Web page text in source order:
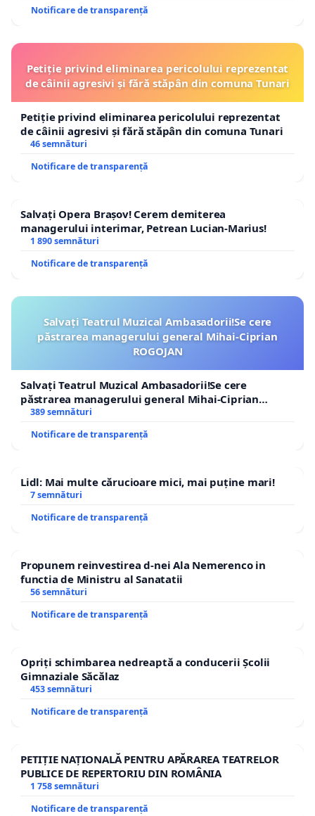
Notificare de transparență
Petiție privind eliminarea pericolului reprezentat
de câinii agresivi și fără stăpân din comuna Tunari
Petiție privind eliminarea pericolului reprezentat
de câinii agresivi și fără stăpân din comuna Tunari
46 semnături
Notificare de transparență
Salvați Opera Brașov! Cerem demiterea
managerului interimar, Petrean Lucian-Marius!
1 890 semnături
Notificare de transparență
Salvați Teatrul Muzical Ambasadorii!Se cere
păstrarea managerului general Mihai-Ciprian
ROGOJAN
Salvați Teatrul Muzical Ambasadorii!Se cere
păstrarea managerului general Mihai-Ciprian
ROGOJAN
389 semnături
Notificare de transparență
Lidl: Mai multe cărucioare mici, mai puține mari!
7 semnături
Notificare de transparență
Propunem reinvestirea d-nei Ala Nemerenco in
functia de Ministru al Sanatatii
56 semnături
Notificare de transparență
Opriți schimbarea nedreaptă a conducerii Școlii
Gimnaziale Săcălaz
453 semnături
Notificare de transparență
PETIȚIE NAȚIONALĂ PENTRU APĂRAREA TEATRELOR
PUBLICE DE REPERTORIU DIN ROMÂNIA
1 758 semnături
Notificare de transparență